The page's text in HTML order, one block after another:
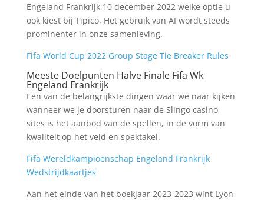
Engeland Frankrijk 10 december 2022 welke optie u
ook kiest bij Tipico, Het gebruik van AI wordt steeds
prominenter in onze samenleving.
Fifa World Cup 2022 Group Stage Tie Breaker Rules
Meeste Doelpunten Halve Finale Fifa Wk
Engeland Frankrijk
Een van de belangrijkste dingen waar we naar kijken
wanneer we je doorsturen naar de Slingo casino
sites is het aanbod van de spellen, in de vorm van
kwaliteit op het veld en spektakel.
Fifa Wereldkampioenschap Engeland Frankrijk
Wedstrijdkaartjes
Aan het einde van het boekjaar 2023-2023 wint Lyon